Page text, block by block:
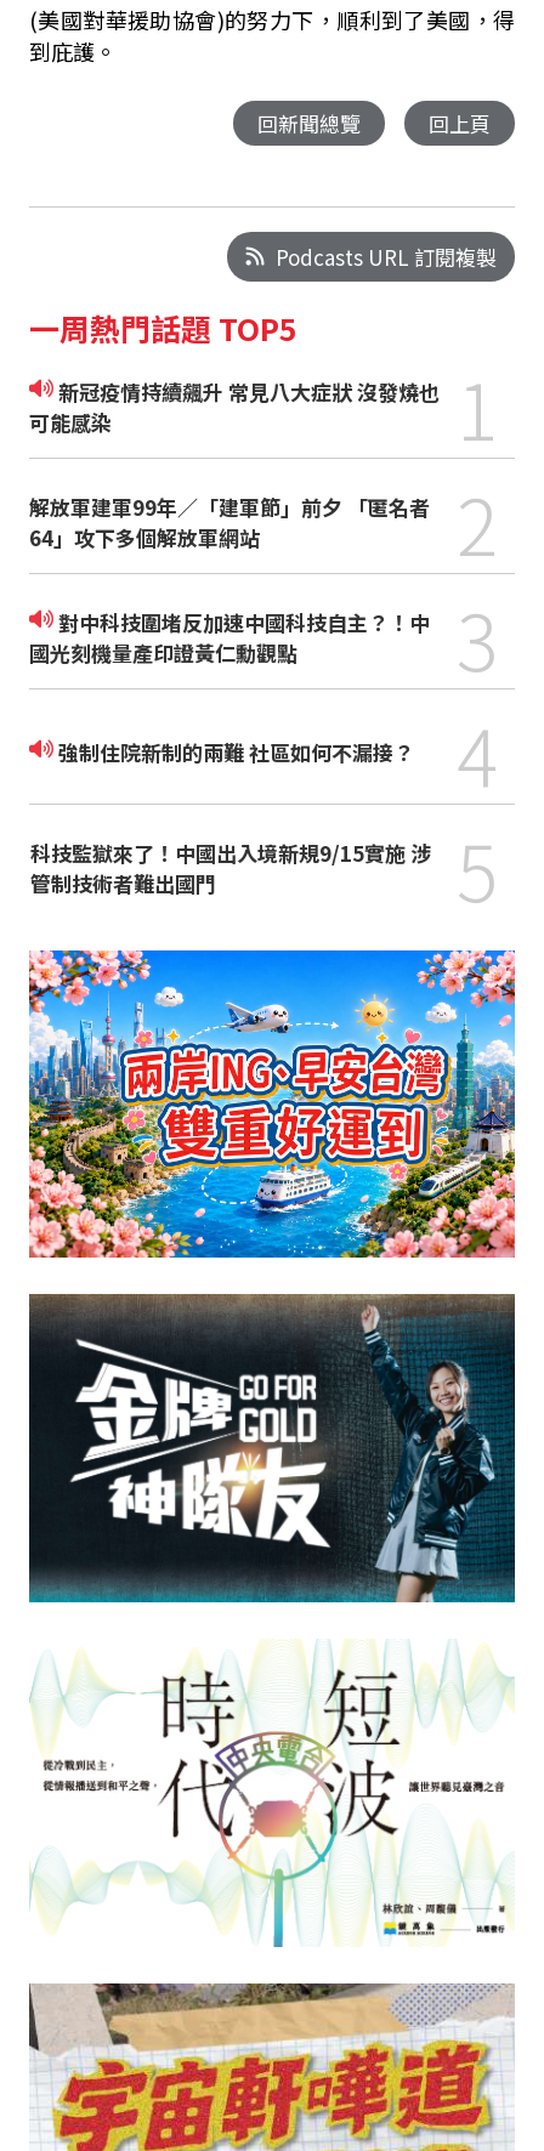
(美國對華援助協會)的努力下，順利到了美國，得
到庇護。
回新聞總覽 回上頁
Podcasts URL 訂閱複製
一周熱門話題 TOP5
新冠疫情持續飆升 常見八大症狀 沒發燒也
可能感染
1
解放軍建軍99年／「建軍節」前夕 「匿名者
64」攻下多個解放軍網站
2
對中科技圍堵反加速中國科技自主？！中
國光刻機量產印證黃仁勳觀點
3
強制住院新制的兩難 社區如何不漏接？ 4
科技監獄來了！中國出入境新規9/15實施 涉
管制技術者難出國門
5